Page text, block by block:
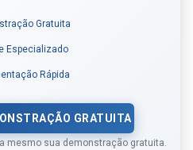
Gratuita
Especializado
Rápida
GRATUITA
mesmo sua demonstração gratuita.